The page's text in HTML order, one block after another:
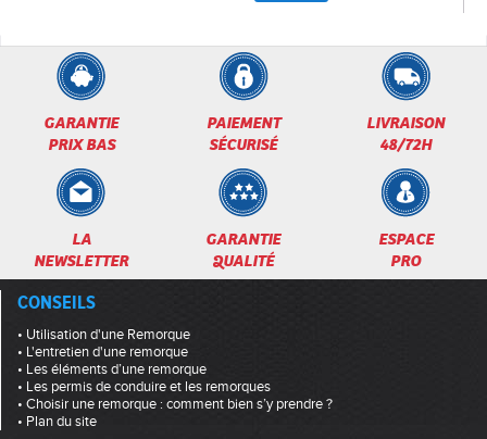
GARANTIE
PRIX BAS
PAIEMENT
SÉCURISÉ
LIVRAISON
48/72H
LA
NEWSLETTER
GARANTIE
QUALITÉ
ESPACE
PRO
CONSEILS
• Utilisation d'une Remorque
• L'entretien d'une remorque
• Les éléments d’une remorque
• Les permis de conduire et les remorques
• Choisir une remorque : comment bien s’y prendre ?
• Plan du site